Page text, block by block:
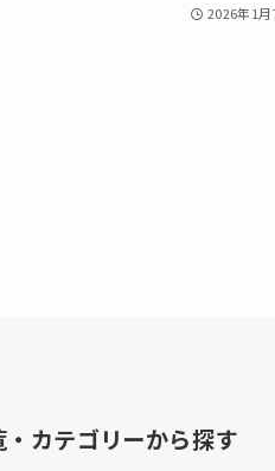
2026年1月
カテゴリーから探す